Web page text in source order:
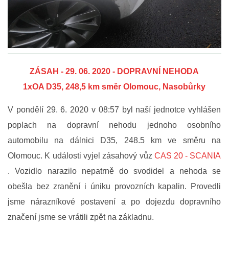
FOTOGALERIE
VIDEOGALERIE
PREVENCE
HISTORIE
E-KRONIKA
PARTNEŘI
KONTAKTY
ZÁSAH - 29. 06. 2020 - DOPRAVNÍ NEHODA
1xOA D35, 248,5 km směr Olomouc, Nasobůrky
V pondělí 29. 6. 2020 v 08:57 byl naší jednotce vyhlášen
poplach na dopravní nehodu jednoho osobního
automobilu na dálnici D35, 248.5 km ve směru na
Olomouc. K události vyjel zásahový vůz CAS 20 - SCANIA
. Vozidlo narazilo nepatrně do svodidel a nehoda se
obešla bez zranění i úniku provozních kapalin.
Provedli
jsme nárazníkové postavení a po dojezdu dopravního
značení jsme se vrátili zpět na základnu.